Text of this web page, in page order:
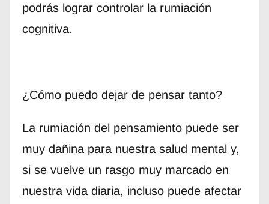
podrás lograr controlar la rumiación
cognitiva.
¿Cómo puedo dejar de pensar tanto?
La rumiación del pensamiento puede ser
muy dañina para nuestra salud mental y,
si se vuelve un rasgo muy marcado en
nuestra vida diaria, incluso puede afectar